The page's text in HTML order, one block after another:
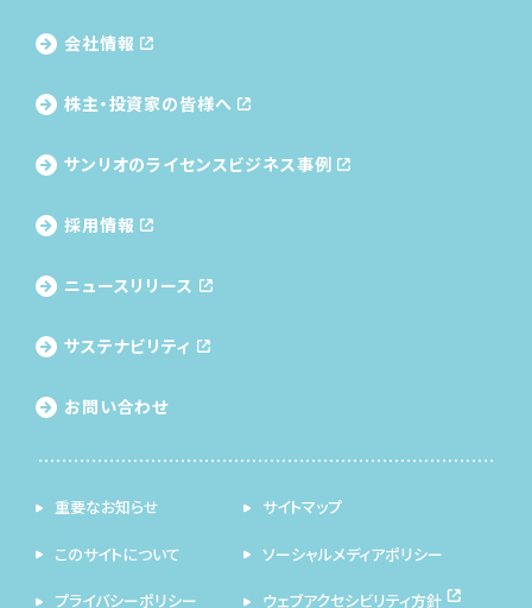
会社情報
株主・投資家の皆様へ
サンリオのライセンス ビジネス事例
採用情報
ニュースリリース
サステナビリティ
お問い合わせ
重要なお知らせ サイトマップ
このサイトについて ソーシャルメディアポリシー
プライバシーポリシー ウェブアクセシビリティ方針